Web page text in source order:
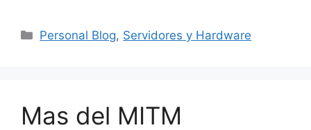
Categorías
Personal Blog, Servidores y Hardware
Mas del MITM